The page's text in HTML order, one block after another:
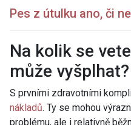
Pes z útulku ano, či
Na kolik se
může vyšplhat?
S prvními zdravotními
nákladů. Ty se mohou
problému, ale i relativně